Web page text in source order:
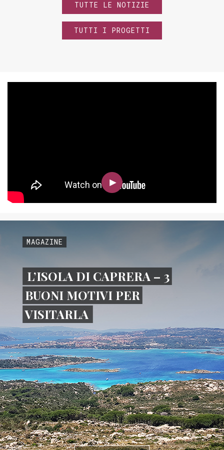
TUTTE LE NOTIZIE
TUTTI I PROGETTI
MAGAZINE
L’ISOLA DI CAPRERA – 3
BUONI MOTIVI PER
VISITARLA